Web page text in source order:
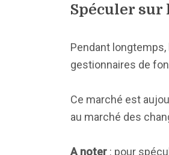
Spéculer sur
Pendant
gestionnaires de
Ce marché est
au marché des
A noter : pour